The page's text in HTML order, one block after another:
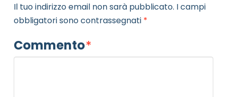
Il tuo indirizzo email non sarà pubblicato. I campi
obbligatori sono contrassegnati *
Commento*